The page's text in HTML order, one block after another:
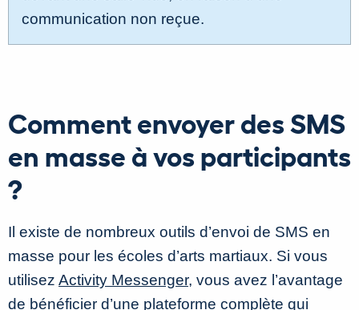
communication non reçue.
Comment envoyer des SMS
en masse à vos participants
?
Il existe de nombreux outils d’envoi de SMS en
masse pour les écoles d’arts martiaux. Si vous
utilisez Activity Messenger, vous avez l’avantage
de bénéficier d’une plateforme complète qui